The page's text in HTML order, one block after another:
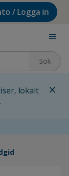
/ Logga in
menu
Sök
lokalt
close